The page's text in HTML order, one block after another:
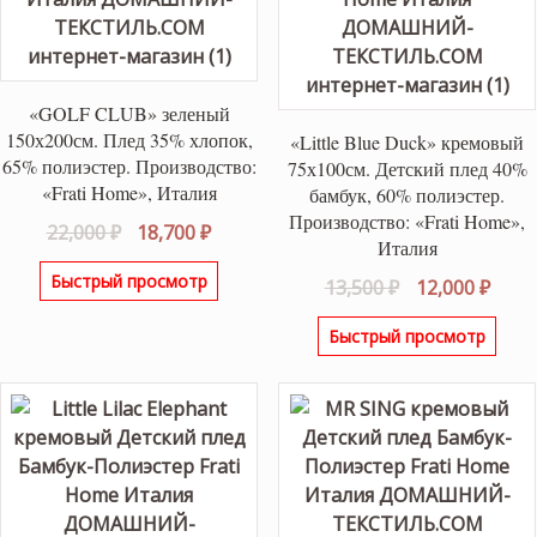
«GOLF CLUB» зеленый
150х200см. Плед 35% хлопок,
65% полиэстер. Производство:
«Frati Home», Италия
22,000₽
Первоначальная
цена
составляла
18,700₽Текущая
цена:
Быстрый просмотр
«Little Blue Duck» кремовый
75х100см. Детский плед 40%
бамбук, 60% полиэстер.
Производство: «Frati Home»,
Италия
13,500₽
цена
составляла
12,000₽
Быстрый просмотр